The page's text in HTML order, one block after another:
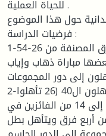
للحياة العملية .
حول هذا الموضوع
فرضيات الدراسة :
1-الدور التمهيدي التي تلعب فيه الفرق المصنفة من 26-54
مباراة ذهاب وإياب
ال14 يتأهلون إلى دور المجموعات
2-دور المجموعات وفيه يقسم المتأهلون ال40 (26 تأهلوا
مباشرة إلى هذه الجولة بالإضافة إلى 14 من الفائزين في
أربع فرق ويتأهل بطل